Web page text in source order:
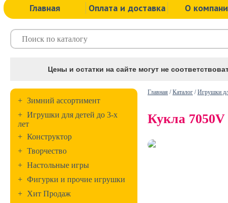
Главная Оплата и доставка О
Цены и остатки на сайте могут не
+ Зимний ассортимент
+ Игрушки для детей до 3-х
лет
+ Конструктор
+ Творчество
+ Настольные игры
+ Фигурки и прочие игрушки
+ Хит Продаж
Главная /Каталог /Игрушки
Кукла